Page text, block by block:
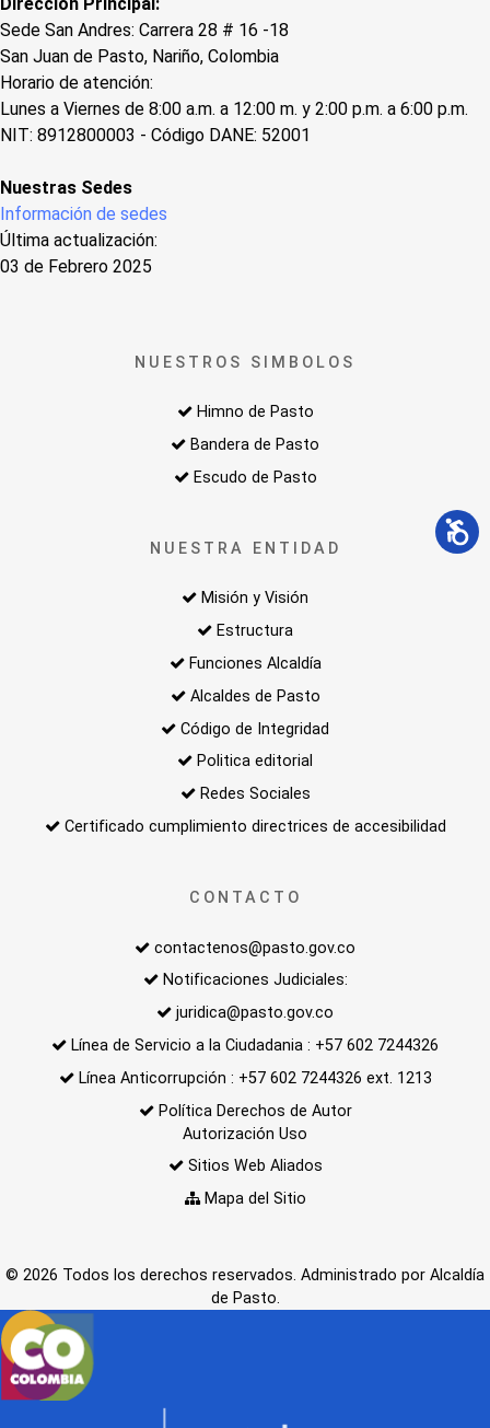
Sede San Andres: Carrera 28 # 16 -18
San Juan de Pasto, Nariño, Colombia
Horario de atención:
Lunes a Viernes de 8:00 a.m. a 12:00 m. y 2:00 p.m. a 6:00 p.m.
NIT: 8912800003 - Código DANE: 52001
Nuestras Sedes
Información de sedes
Última actualización:
03 de Febrero 2025
NUESTROS SIMBOLOS
Himno de Pasto
Bandera de Pasto
Escudo de Pasto
NUESTRA ENTIDAD
Misión y Visión
Estructura
Funciones Alcaldía
Alcaldes de Pasto
Código de Integridad
Politica editorial
Redes Sociales
Certificado cumplimiento directrices de accesibilidad
CONTACTO
contactenos@pasto.gov.co
Notificaciones Judiciales:
juridica@pasto.gov.co
Línea de Servicio a la Ciudadania : +57 602 7244326
Línea Anticorrupción : +57 602 7244326 ext. 1213
Política Derechos de Autor
Autorización Uso
Sitios Web Aliados
Mapa del Sitio
© 2026 Todos los derechos reservados. Administrado por Alcaldía
de Pasto.